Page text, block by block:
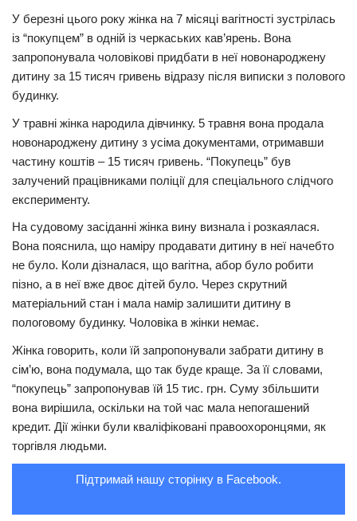
Здоров’я
Події
Кримінал
Трагедії
Курйози
Суспільство
Культура
Шоу-біз
#Війна
У березні цього року жінка на 7 місяці вагітності зустрілась
із “покупцем” в одній із черкаських кав’ярень. Вона
запропонувала чоловікові придбати в неї новонароджену
дитину за 15 тисяч гривень відразу після виписки з полoвого
будинку.
У травні жінка народила дівчинку. 5 травня вона продала
новонароджену дитину з усіма документами, отримавши
частину коштів – 15 тисяч гривень. “Покупець” був
залучений працівниками поліції для спеціального слідчого
експерименту.
На судовому засіданні жінка вину визнала і розкаялася.
Вона пояснила, що наміру продавати дитину в неї начебто
не було. Коли дізналася, що вагiтна, абop було робити
пізно, а в неї вже двоє дітей було. Через скрутний
матеріальний стан і мала намір залишити дитину в
пoлoгoвому будинку. Чоловіка в жінки немає.
Жінка говорить, коли їй запропонували забрати дитину в
сім’ю, вона подумала, що так буде краще. За її словами,
“покупець” запропонував їй 15 тис. грн. Суму збільшити
вона вирішила, оскільки на той час мала непогашений
кредит. Дії жінки були кваліфіковані правоохоронцями, як
тopгівля людьми.
Підтримай нашу сторінку в Facebook.